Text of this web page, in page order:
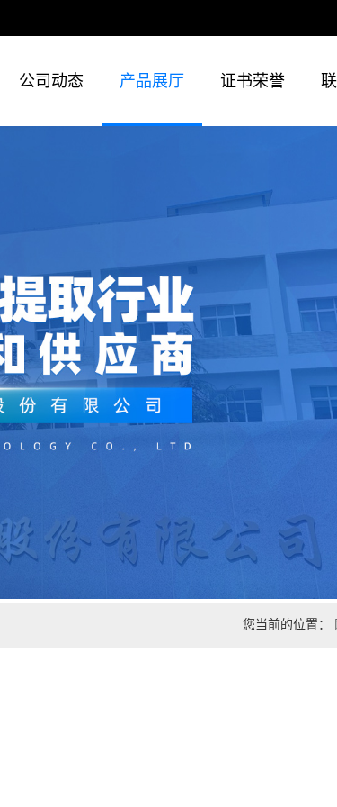
公司动态 产品展厅 证书荣誉
您当前的位置：